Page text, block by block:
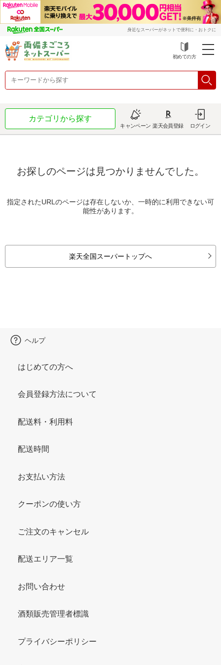
身近なスーパーがネットで便利に・おトクに
初めての方
カテゴリから探す
キャンペーン 楽天会員登録 ログイン
お探しのページは見つかりませんでした。
指定されたURLのページは存在しないか、一時的に利用できない可
能性があります。
楽天全国スーパートップへ
ヘルプ
はじめての方へ
会員登録方法について
配送料・利用料
配送時間
お支払い方法
クーポンの使い方
ご注文のキャンセル
配送エリア一覧
お問い合わせ
酒類販売管理者標識
プライバシーポリシー